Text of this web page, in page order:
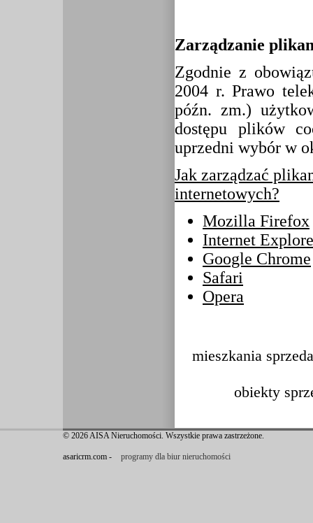
Zarządzanie
Zgodnie z
2004 r. Prawo
późn. zm.)
dostępu plików
uprzedni wybór w
Jak zarządzać
internetowych?
Mozilla Firefox
Internet
Google Chrome
Safari
Opera
mieszkania
obiekty
© 2026 AISA Nieruchomości. Wszystkie prawa zastrzeżone.
asaricrm.com - programy dla biur nieruchomości